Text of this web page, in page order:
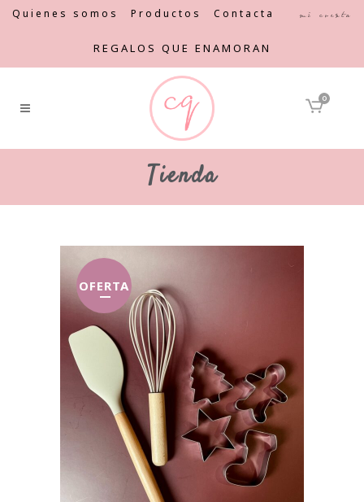
Quienes somos Productos Contacta Mi cuenta
REGALOS QUE ENAMORAN
0
Tienda
OFERTA